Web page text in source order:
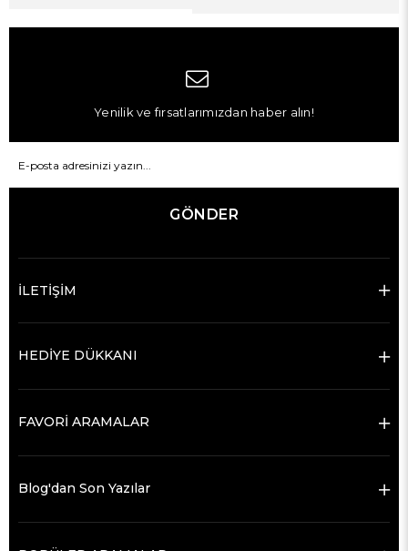
Yenilik ve fırsatlarımızdan haber alın!
GÖNDER
İLETİŞİM
HEDİYE DÜKKANI
FAVORİ ARAMALAR
Blog'dan Son Yazılar